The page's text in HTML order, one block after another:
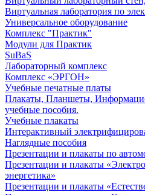
Виртуальная лаборатория по
Универсальное оборудование
Комплекс "Практик"
Модули для Практик
SuBaS
Лабораторный комплекс
Комплекс «ЭРГОН»
Учебные печатные платы
Плакаты, Планшеты,
учебные пособия.
Учебные плакаты
Интерактивный
Наглядные пособия
Презентации и плакаты по
Презентации и плакаты
энергетика»
Презентации и плакаты